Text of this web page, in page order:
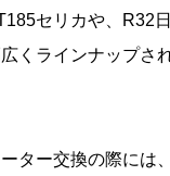
セリカや、R32
くラインナップさ
ター交換の際には